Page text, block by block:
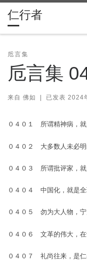
Skip to content
仁行者
卮言集
卮言集
来自 佛如 已发表 2024
０４０１ 所谓精神病，就
０４０２ 大多数人未必明
０４０３ 所谓批评家，就
０４０４ 中国化，就是全
０４０５ 勿为大人物，宁
０４０６ 文革的伟大，在
０４０７ 礼尚往来，是仁